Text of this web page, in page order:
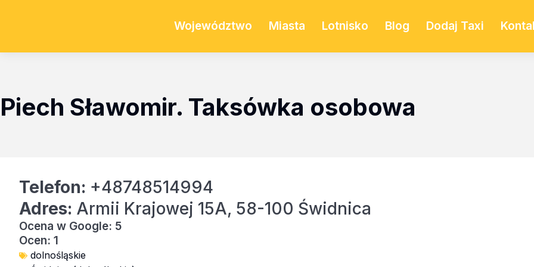
Województwo Miasta Lotnisko Blog Dodaj Taxi
Piech Sławomir. Taksówka osobowa
Telefon: +48748514994
Adres: Armii Krajowej 15A, 58-100 Świdnica
Ocena w Google: 5
Ocen: 1
dolnośląskie